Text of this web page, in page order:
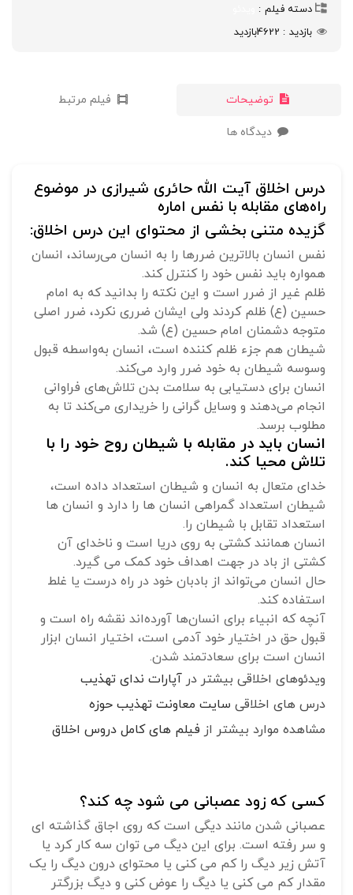
دسته فیلم
بازدید
4622بازدید
توضیحات فیلم مرتبط
دیدگاه ها
درس اخلاق آیت الله حائری شیرازی در موضوع
راه‌های مقابله با نفس اماره
گزیده متنی بخشی از محتوای این درس اخلاق:
نفس انسان بالاترین ضررها را به انسان می‌رساند، انسان
همواره باید نفس خود را کنترل کند.
ظلم غیر از ضرر است و این نکته را بدانید که به امام
حسین (ع) ظلم کردند ولی ایشان ضرری نکرد، ضرر اصلی
متوجه دشمنان امام حسین (ع) شد.
شیطان هم جزء ظلم کننده است، انسان به‌واسطه قبول
وسوسه شیطان به خود ضرر وارد می‌کند.
انسان برای دستیابی به سلامت بدن تلاش‌های فراوانی
انجام می‌دهند و وسایل گرانی را خریداری می‌کند تا به
مطلوب برسد.
انسان باید در مقابله با شیطان روح خود را با
تلاش محیا کند.
خدای متعال به انسان و شیطان استعداد داده است،
شیطان استعداد گمراهی انسان ها را دارد و انسان ها
استعداد تقابل با شیطان را.
انسان همانند کشتی به روی دریا است و ناخدای آن
کشتی از باد در جهت اهداف خود کمک می گیرد.
حال انسان می‌تواند از بادبان خود در راه درست یا غلط
استفاده کند.
آنچه که انبیاء برای انسان‌ها آورده‌اند نقشه راه است و
قبول حق در اختیار خود آدمی است، اختیار انسان ابزار
انسان است برای سعادتمند شدن.
ویدئوهای اخلاقی بیشتر در آپارات ندای تهذیب
درس های اخلاقی سایت معاونت تهذیب حوزه
مشاهده موارد بیشتر از فیلم های کامل دروس اخلاق
کسی که زود عصبانی می شود چه کند؟
عصبانی شدن مانند دیگی است که روی اجاق گذاشته ای
و سر رفته است. برای این دیگ می توان سه کار کرد یا
آتش زیر دیگ را کم می کنی یا محتوای درون دیگ را یک
مقدار کم می کنی یا دیگ را عوض کنی و دیگ بزرگتر